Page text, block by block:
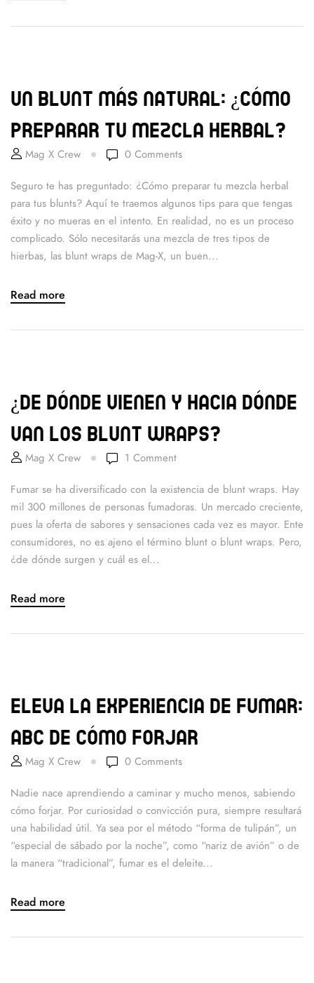
Un blunt más natural: ¿Cómo
preparar tu mezcla herbal?
Mag X Crew 0 Comments
Seguro te has preguntado: ¿Cómo preparar tu mezcla herbal
para tus blunts? Aquí te traemos algunos tips para que tengas
éxito y no mueras en el intento. En realidad, no es un proceso
complicado. Sólo necesitarás una mezcla de tres tipos de
hierbas, las blunt wraps de Mag-X, un buen...
Read more
¿De dónde vienen y hacia dónde
van los blunt wraps?
Mag X Crew 1 Comment
Fumar se ha diversificado con la existencia de blunt wraps. Hay
mil 300 millones de personas fumadoras. Un mercado creciente,
pues la oferta de sabores y sensaciones cada vez es mayor. Ente
consumidores, no es ajeno el término blunt o blunt wraps. Pero,
¿de dónde surgen y cuál es el...
Read more
Eleva la experiencia de fumar:
ABC de cómo forjar
Mag X Crew 0 Comments
Nadie nace aprendiendo a caminar y mucho menos, sabiendo
cómo forjar. Por curiosidad o convicción pura, siempre resultará
una habilidad útil. Ya sea por el método “forma de tulipán”, un
“especial de sábado por la noche”, como “nariz de avión” o de
la manera “tradicional”, fumar es el deleite...
Read more